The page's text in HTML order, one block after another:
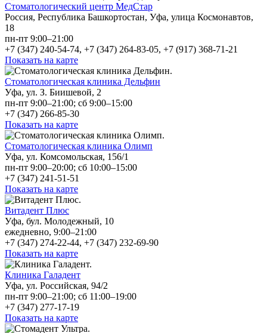
Стоматологический центр МедСтар
Россия, Республика Башкортостан, Уфа, улица Космонавтов,
18
пн-пт 9:00–21:00
+7 (347) 240-54-74, +7 (347) 264-83-05, +7 (917) 368-71-21
Показать на карте
Стоматологическая клиника Дельфин
Уфа, ул. З. Биишевой, 2
пн-пт 9:00–21:00; сб 9:00–15:00
+7 (347) 266-85-30
Показать на карте
Стоматологическая клиника Олимп
Уфа, ул. Комсомольская, 156/1
пн-пт 9:00–20:00; сб 10:00–15:00
+7 (347) 241-51-51
Показать на карте
Витадент Плюс
Уфа, бул. Молодежный, 10
ежедневно, 9:00–21:00
+7 (347) 274-22-44, +7 (347) 232-69-90
Показать на карте
Клиника Галадент
Уфа, ул. Российская, 94/2
пн-пт 9:00–21:00; сб 11:00–19:00
+7 (347) 277-17-19
Показать на карте